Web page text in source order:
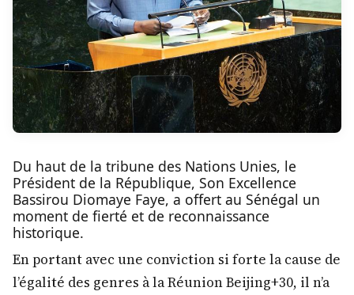
Du haut de la tribune des Nations Unies, le
Président de la République, Son Excellence
Bassirou Diomaye Faye, a offert au Sénégal un
moment de fierté et de reconnaissance
historique.
En portant avec une conviction si forte la cause de
l’égalité des genres à la Réunion Beijing+30, il n’a